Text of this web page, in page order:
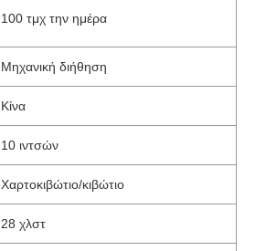
100 τμχ την ημέρα
Μηχανική διήθηση
Κίνα
10 ιντσών
Χαρτοκιβώτιο/κιβώτιο
28 χλστ